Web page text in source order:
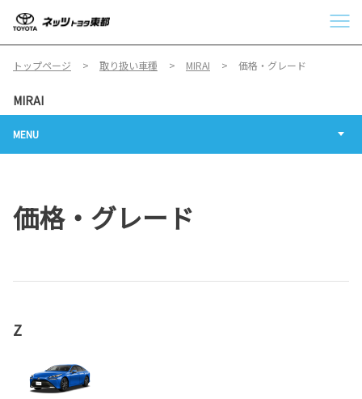
トップページ 取り扱い車種 MIRAI 価格・グレード
MIRAI
MENU
価格・グレード
Z